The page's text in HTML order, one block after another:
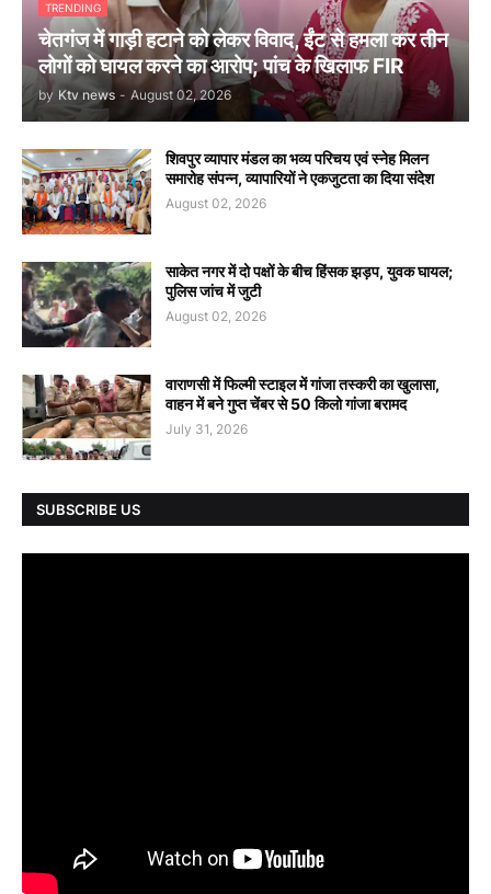
TRENDING
चेतगंज में गाड़ी हटाने को लेकर विवाद, ईंट से हमला कर तीन
लोगों को घायल करने का आरोप; पांच के खिलाफ FIR
by Ktv news - August 02, 2026
शिवपुर व्यापार मंडल का भव्य परिचय एवं स्नेह मिलन
समारोह संपन्न, व्यापारियों ने एकजुटता का दिया संदेश
August 02, 2026
साकेत नगर में दो पक्षों के बीच हिंसक झड़प, युवक घायल;
पुलिस जांच में जुटी
August 02, 2026
वाराणसी में फिल्मी स्टाइल में गांजा तस्करी का खुलासा,
वाहन में बने गुप्त चेंबर से 50 किलो गांजा बरामद
July 31, 2026
SUBSCRIBE US